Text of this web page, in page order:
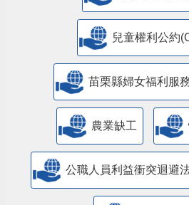
兒童權利公約
苗栗縣婦女福利服
農業缺工
公職人員利益衝突迴避